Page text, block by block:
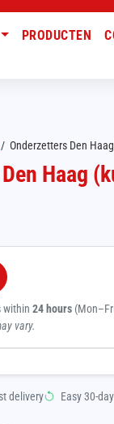
PRODUCTEN
/ Onderzetters Den
Haag
within 24 hours
vary.
delivery Easy 30-